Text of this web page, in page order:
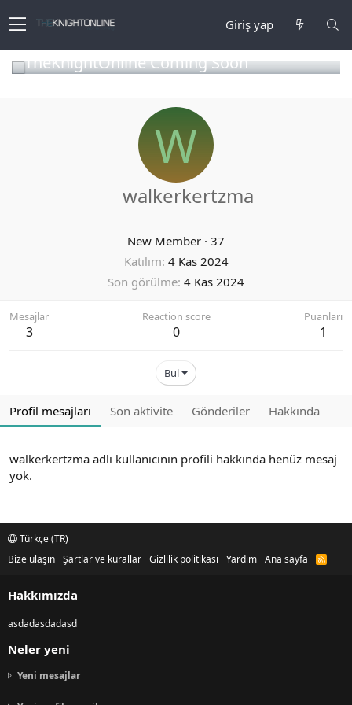
Giriş yap
TheKnightOnline Coming Soon
W
walkerkertzma
New Member · 37
Katılım 4 Kas 2024
Son görülme 4 Kas 2024
Mesajlar
3
Reaction score
0
Puanları
1
Bul
Profil mesajları Son aktivite Gönderiler Hakkında
walkerkertzma adlı kullanıcının profili hakkında henüz mesaj
yok.
Türkçe (TR)
Bize ulaşın Şartlar ve kurallar Gizlilik politikası Yardım Ana sayfa
R
Hakkımızda
asdadasdadasd
Neler yeni
Yeni mesajlar